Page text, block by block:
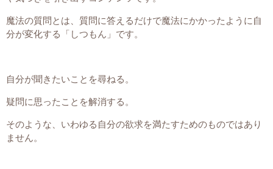
魔法の質問とは、質問に答えるだけで魔法にかかったように自
分が変化する「しつもん」です。
自分が聞きたいことを尋ねる。
疑問に思ったことを解消する。
そのような、いわゆる自分の欲求を満たすためのものではあり
ません。